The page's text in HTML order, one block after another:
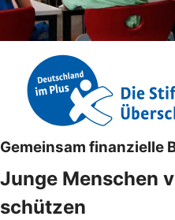
Gemeinsam finanzielle
Junge Menschen
schützen